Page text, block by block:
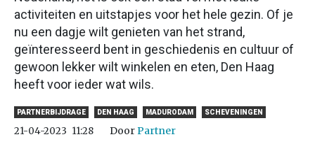
activiteiten en uitstapjes voor het hele gezin. Of je
nu een dagje wilt genieten van het strand,
geïnteresseerd bent in geschiedenis en cultuur of
gewoon lekker wilt winkelen en eten, Den Haag
heeft voor ieder wat wils.
PARTNERBIJDRAGE DEN HAAG MADURODAM SCHEVENINGEN
21-04-2023 11:28 DoorPartner